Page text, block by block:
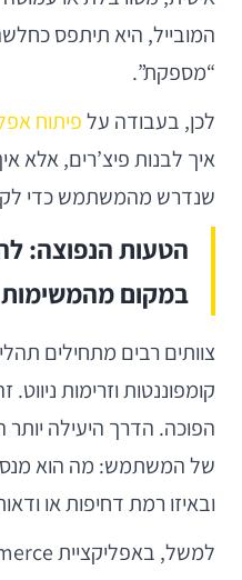
המובייל, היא תיתפס
“מספקת”.
לכן, בעבודה עלפיתוח
איך לבנות פיצ’רים,
שנדרש מהמשתמש כדי
הטעות הנפוצה:
במקום מהמשימות
צוותים רבים מתחילים
קומפוננטות וזרימות
הפוכה. הדרך היעילה
של המשתמש: מה הוא
ובאיזו רמת דחיפות או